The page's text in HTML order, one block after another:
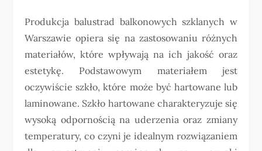
Produkcja balustrad balkonowych szklanych w
Warszawie opiera się na zastosowaniu różnych
materiałów, które wpływają na ich jakość oraz
estetykę. Podstawowym materiałem jest
oczywiście szkło, które może być hartowane lub
laminowane. Szkło hartowane charakteryzuje się
wysoką odpornością na uderzenia oraz zmiany
temperatury, co czyni je idealnym rozwiązaniem